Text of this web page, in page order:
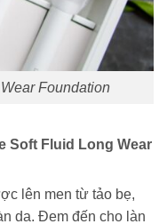
Foundation
Soft Fluid Long Wear
lên men từ tảo bẹ,
da. Đem đến cho làn